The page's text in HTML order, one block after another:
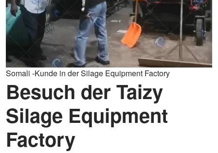
Somali -Kunde in der Silage Equipment Factory
Besuch der Taizy
Silage Equipment
Factory